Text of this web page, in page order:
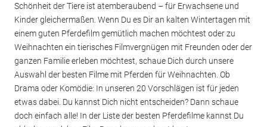
Schönheit der Tiere ist atemberaubend – für Erwachsene und
Kinder gleichermaßen. Wenn Du es Dir an kalten Wintertagen mit
einem guten Pferdefilm gemütlich machen möchtest oder zu
Weihnachten ein tierisches Filmvergnügen mit Freunden oder der
ganzen Familie erleben möchtest, schaue Dich durch unsere
Auswahl der besten Filme mit Pferden für Weihnachten. Ob
Drama oder Komödie: In unseren 20 Vorschlägen ist für jeden
etwas dabei. Du kannst Dich nicht entscheiden? Dann schaue
doch einfach alle! In der Liste der besten Pferdefilme kannst Du